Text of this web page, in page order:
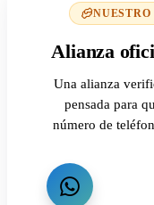
Alianza
Una alianza
pensada para
número de